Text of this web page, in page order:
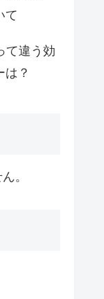
て
て違う効
？
。